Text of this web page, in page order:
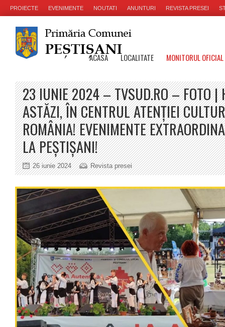
PROIECTE EVENIMENTE NOUTATI ANUNTURI REVISTA PRESEI
ACASA LOCALITATE MONITORUL
23 IUNIE 2024 – TVSUD.RO – FOTO |
ASTĂZI, ÎN CENTRUL ATENȚIEI
ROMÂNIA! EVENIMENTE
LA PEȘTIȘANI!
26 iunie 2024 Revista presei